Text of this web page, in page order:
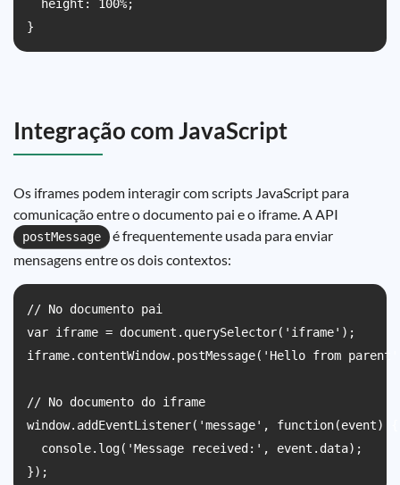
  height: 100%;
}
Integração com JavaScript
Os iframes podem interagir com scripts JavaScript para
comunicação entre o documento pai e o iframe. A API
postMessage
é frequentemente usada para enviar
mensagens entre os dois contextos:
// No documento pai
var iframe = document.querySelector('iframe');
iframe.contentWindow.postMessage('Hello from
// No documento do iframe
window.addEventListener('message', function(event) {
  console.log('Message received:', event.data);
});